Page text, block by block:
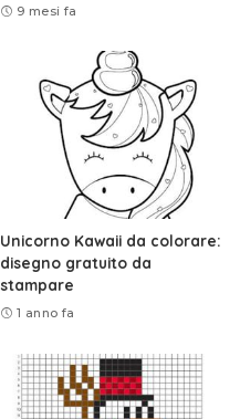
9 mesi fa
Unicorno Kawaii da colorare:
disegno gratuito da
stampare
1 anno fa